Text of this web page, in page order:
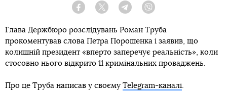
Facebook Twitter Telegram
Глава Держбюро розслідувань Роман Труба
прокоментував слова Петра Порошенка і заявив, що
колишній президент «вперто заперечує реальність», коли
стосовно нього відкрито 11 кримінальних проваджень.
Про це Труба написав у своєму Telegram-каналі.